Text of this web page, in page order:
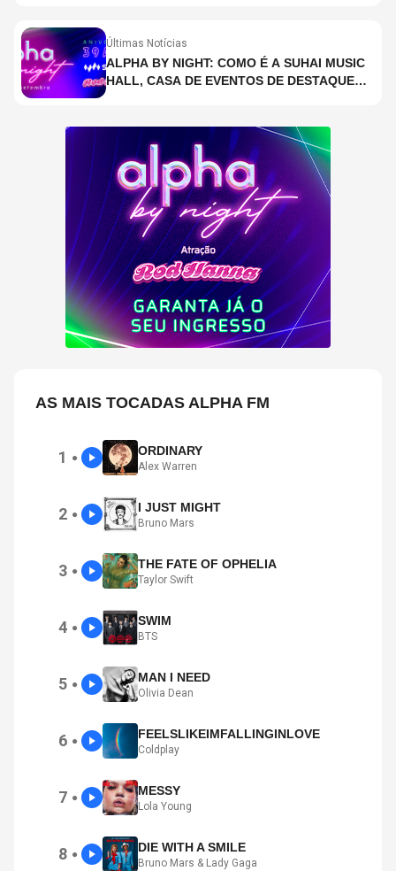
Últimas Notícias
ALPHA BY NIGHT: COMO É A SUHAI MUSIC
HALL, CASA DE EVENTOS DE DESTAQUE
AS MAIS TOCADAS ALPHA FM
1 ● ORDINARY
Alex Warren
2 ● I JUST MIGHT
Bruno Mars
3 ● THE FATE OF OPHELIA
Taylor Swift
4 ● SWIM
BTS
5 ● MAN I NEED
Olivia Dean
6 ● FEELSLIKEIMFALLINGINLOVE
Coldplay
7 ● MESSY
Lola Young
8 ● DIE WITH A SMILE
Bruno Mars & Lady Gaga